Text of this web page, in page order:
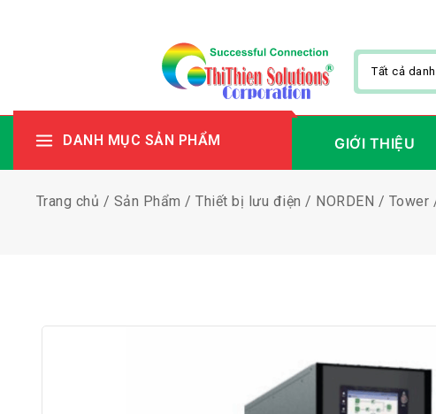
DANH MỤC SẢN PHẨM GIỚI THIỆU
Trang chủ / Sản Phẩm / Thiết bị lưu điện / NORDEN / Tower